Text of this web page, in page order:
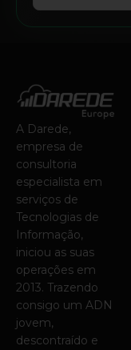
A Darede,
empresa de
consultoria
especialista em
serviços de
Tecnologias de
Informação,
iniciou as suas
operações em
2013. Trazendo
consigo um ADN
jovem,
descontraído e